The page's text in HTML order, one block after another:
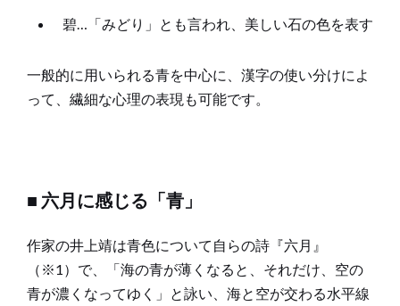
碧…「みどり」とも言われ、美しい石の色を表す
一般的に用いられる青を中心に、漢字の使い分けによ
って、繊細な心理の表現も可能です。
■ 六月に感じる「青」
作家の井上靖は青色について自らの詩『六月』
（※1）で、「海の青が薄くなると、それだけ、空の
青が濃くなってゆく」と詠い、海と空が交わる水平線